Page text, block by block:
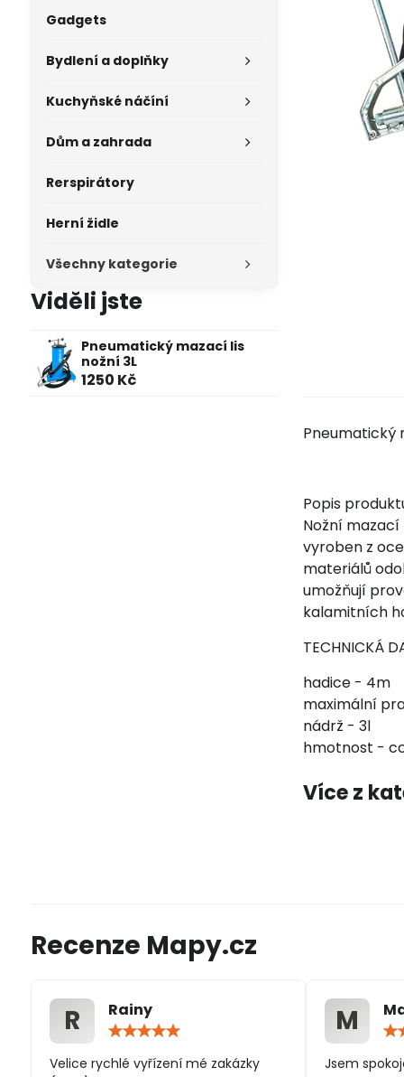
Pneumatický
Popis
Nožní
vyroben z
materiálů
umožňují
kalamitních
TECHNICKÁ
hadice - 4m
maximální
nádrž - 3l
hmotnost -
Více z
Gadgets
Bydlení a doplňky
Kuchyňské náčíní
Dům a zahrada
Rerspirátory
Herní židle
Všechny kategorie
Viděli jste
Pneumatický mazací lis
nožní 3L
1250 Kč
Recenze Mapy.cz
R
Rainy
/
Velice rychlé vyřízení mé zakázky
M
Jsem